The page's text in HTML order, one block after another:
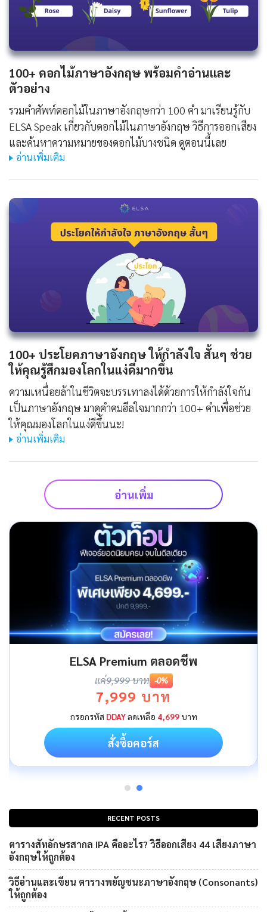
100+ ดอกไม้ภาษาอังกฤษ พร้อมคำอ่านและ
ตัวอย่าง
รวมคำศัพท์ดอกไม้ในภาษาอังกฤษกว่า 100 คำ มาเรียนรู้กับ
ELSA Speak เกี่ยวกับดอกไม้ในภาษาอังกฤษ วิธีการออกเสียง
และค้นหาความหมายของดอกไม้บางชนิด ดูตอนนี้เลย
อ่านเพิ่มเติม
100+ ประโยคภาษาอังกฤษ ให้กําลังใจ สั้นๆ ช่วย
ให้คุณรู้สึกมองโลกในแง่ดีมากขึ้น
ความเหนื่อยล้าในชีวิตจะบรรเทาลงได้ด้วยการให้กำลังใจกัน
เป็นภาษาอังกฤษ มาดูคำคมฮีลใจมากกว่า 100+ คำเพื่อช่วย
ให้คุณมองโลกในแง่ดีขึ้นนะ!
อ่านเพิ่มเติม
อ่านเพิ่ม
RECENT POSTS
ตารางสัทอักษรสากล IPA คืออะไร? วิธีออกเสียง 44 เสียงภาษา
อังกฤษให้ถูกต้อง
วิธีอ่านและเขียน ตารางพยัญชนะภาษาอังกฤษ (Consonants)
ให้ถูกต้อง
ELSA Premium ตลอดชีพ
แค่9,999 บาท -0%
7,999 บาท
กรอกรหัส DDAYลดเหลือ 4,699บาท
สั่งซื้อคอร์ส